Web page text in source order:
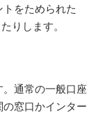
トをためられた
りします。
通常の一般口座
窓口かインター